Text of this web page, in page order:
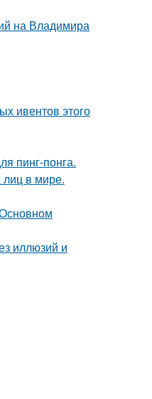
на Владимира
ивентов этого
пинг-понга.
лиц в мире.
иллюзий и